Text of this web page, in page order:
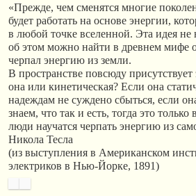
«Прежде, чем сменятся многие
будет работать на основе энергии,
в любой точке вселенной. Эта идея
об этом можно найти в древнем мифе
черпал энергию из земли.
В пространстве повсюду присутствует
она или кинетическая? Если она
надеждам не суждено сбыться, если
знаем, что так и есть, тогда это
люди научатся черпать энергию из
Никола Тесла
(из выступления в Американском
электриков в Нью-Йорке, 1891)